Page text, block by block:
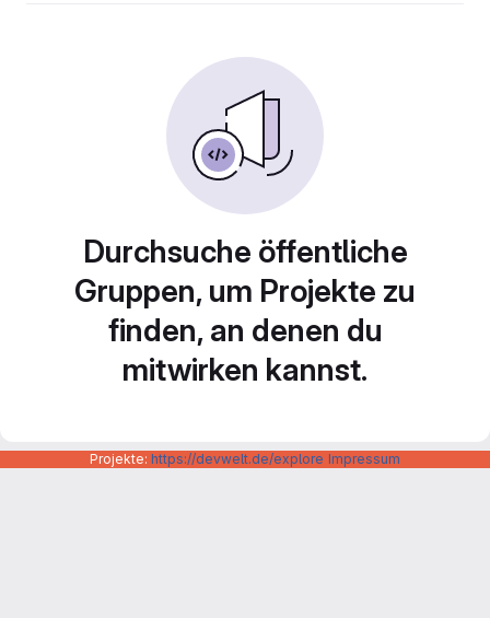
Durchsuche öffentliche
Gruppen, um Projekte zu
finden, an denen du
mitwirken kannst.
Projekte: https://devwelt.de/explore Impressum